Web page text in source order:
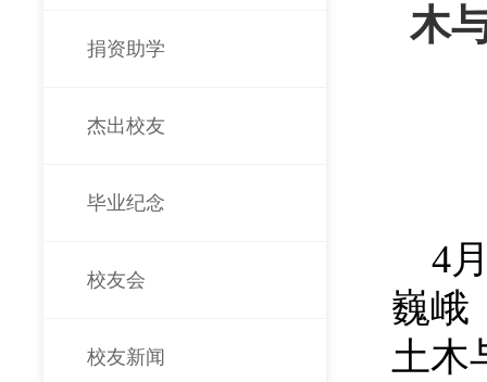
捐资助学
杰出校友
毕业纪念
校友会
校友新闻
木
4
巍峨
土木